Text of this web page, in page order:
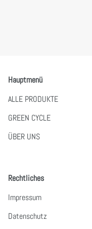
Hauptmenü
ALLE PRODUKTE
GREEN CYCLE
ÜBER UNS
Rechtliches
Impressum
Datenschutz